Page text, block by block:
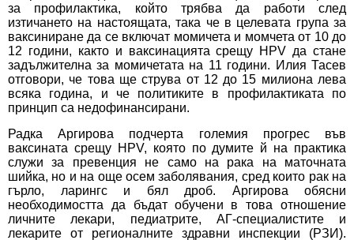
за профилактика, който трябва да работи след
изтичането на настоящата, така че в целевата група за
ваксиниране да се включат момичета и момчета от 10 до
12 години, както и ваксинацията срещу HPV да стане
задължителна за момичетата на 11 години. Илия Тасев
отговори, че това ще струва от 12 до 15 милиона лева
всяка година, и че политиките в профилактиката по
принцип са недофинансирани.
Радка Аргирова подчерта големия прогрес във
ваксината срещу HPV, която по думите й на практика
служи за превенция не само на рака на маточната
шийка, но и на още осем заболявания, сред които рак на
гърло, ларингс и бял дроб. Аргирова обясни
необходимостта да бъдат обучени в това отношение
личните лекари, педиатрите, АГ-специалистите и
лекарите от регионалните здравни инспекции (РЗИ).